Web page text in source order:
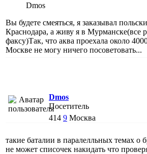
Dmos
Вы будете смеяться, я заказывал
Краснодара, а живу я в Мурманске(все
факсу)Так, что аква проехала около
Москве не могу ничего посоветовать...
Dmos
Посетитель
414 9 Москва
такие баталии в паралелльных темах о
не может списочек накидать что